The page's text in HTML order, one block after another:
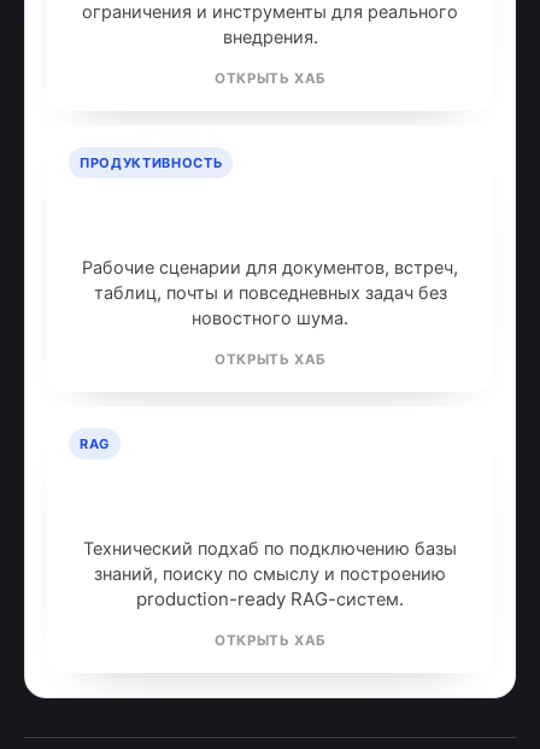
ограничения и инструменты для реального
внедрения.
ОТКРЫТЬ ХАБ
ПРОДУКТИВНОСТЬ
Рабочие сценарии для документов, встреч,
таблиц, почты и повседневных задач без
новостного шума.
ОТКРЫТЬ ХАБ
RAG
Технический подхаб по подключению базы
знаний, поиску по смыслу и построению
production-ready RAG-систем.
ОТКРЫТЬ ХАБ